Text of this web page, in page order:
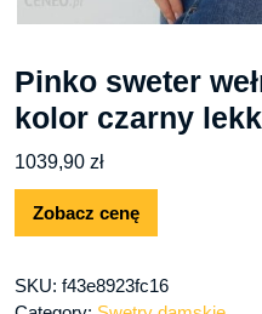
Pinko sweter
kolor czarny
1039,90 zł
Zobacz cenę
SKU: f43e8923fc16